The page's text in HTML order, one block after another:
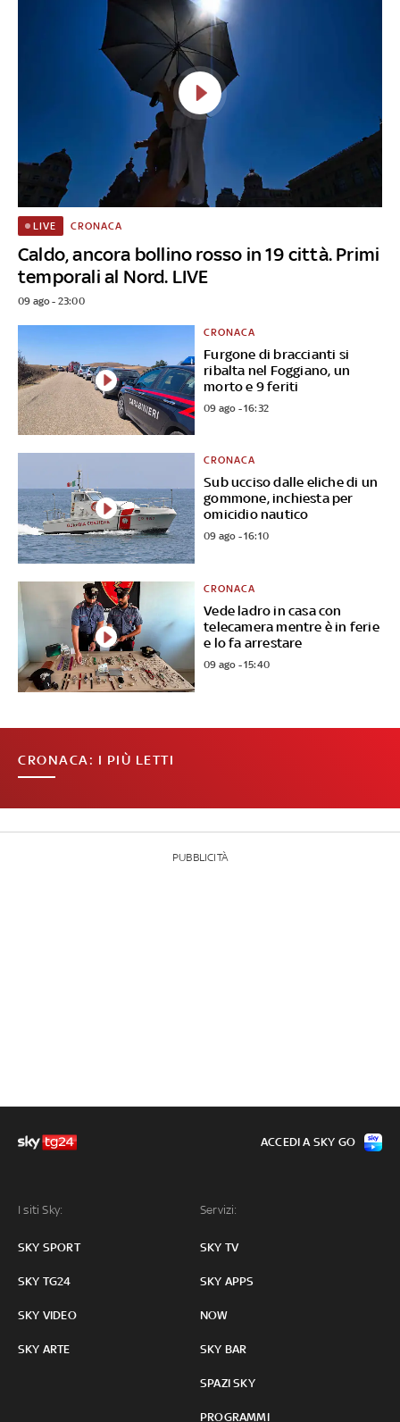
Caldo, ancora bollino rosso in 19 città. Primi
temporali al Nord. LIVE
LIVE CRONACA
09 ago - 23:00
Furgone di braccianti si
ribalta nel Foggiano, un
morto e 9 feriti
CRONACA
09 ago - 16:32
Sub ucciso dalle eliche di un
gommone, inchiesta per
omicidio nautico
CRONACA
09 ago - 16:10
Vede ladro in casa con
telecamera mentre è in ferie
e lo fa arrestare
CRONACA
09 ago - 15:40
CRONACA: I PIÙ LETTI
PUBBLICITÀ
I siti Sky:
SKY SPORT
SKY TG24
SKY VIDEO
SKY ARTE
Servizi:
SKY TV
SKY APPS
NOW
SKY BAR
SPAZI SKY
PROGRAMMI
ACCEDI A SKY GO